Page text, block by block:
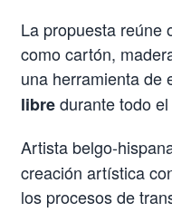
La propuesta reúne
como cartón,
una herramienta de
libredurante todo
Artista belgo-
creación artística
los procesos de